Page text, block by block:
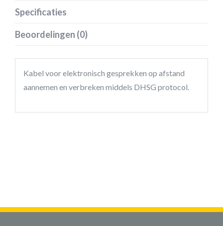
Specificaties
Beoordelingen (0)
Kabel voor elektronisch gesprekken op afstand
aannemen en verbreken middels DHSG protocol.